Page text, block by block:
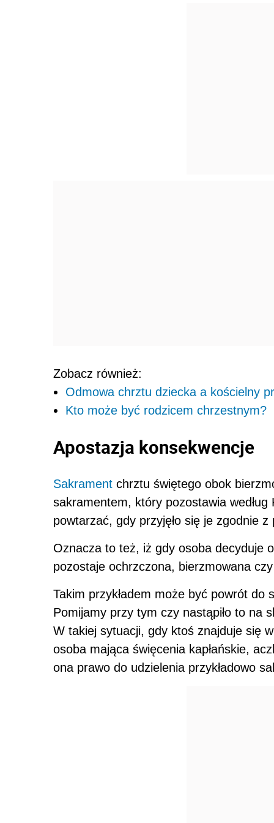
Zobacz również:
Odmowa chrztu dziecka a kościelny
Kto może być rodzicem chrzestnym?
Apostazja konsekwencje
Sakrament chrztu świętego obok
sakramentem, który pozostawia
powtarzać, gdy przyjęło się je zgodnie
Oznacza to też, iż gdy osoba decyduje
pozostaje ochrzczona, bierzmowana
Takim przykładem może być powrót do
Pomijamy przy tym czy nastąpiło to na
W takiej sytuacji, gdy ktoś znajduje się
osoba mająca święcenia kapłańskie,
ona prawo do udzielenia przykładowo